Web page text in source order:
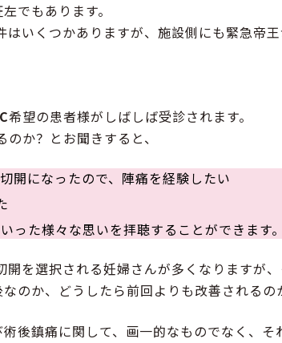
でもあります。
はいくつかありますが、施設側にも緊急帝
希望の患者様がしばしば受診されます。
のか？とお聞きすると、
開になったので、陣痛を経験したい
った様々な思いを拝聴することができます。
開を選択される妊婦さんが多くなりますが
のか、どうしたら前回よりも改善されるの
後鎮痛に関して、画一的なものでなく、